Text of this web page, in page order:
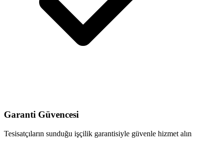
Garanti Güvencesi
Tesisatçıların sunduğu işçilik garantisiyle güvenle hizmet alın